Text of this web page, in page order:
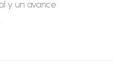
y un avance